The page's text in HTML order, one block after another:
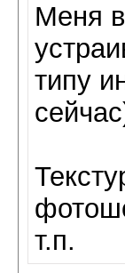
Меня
типу
т.п.